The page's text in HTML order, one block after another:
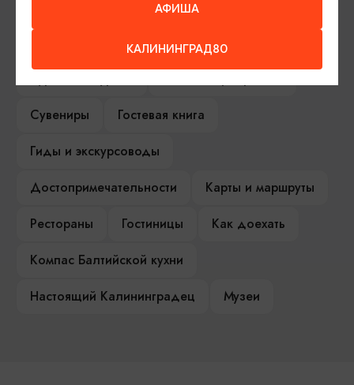
Серебряное ожерелье
Электронная виза
Сувениры
Гостевая книга
Гиды и экскурсоводы
Достопримечательности
Карты и маршруты
Рестораны
Гостиницы
Как доехать
Компас Балтийской кухни
Настоящий Калининградец
Музеи
АФИША
КАЛИНИНГРАД80